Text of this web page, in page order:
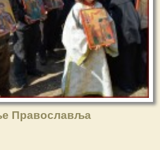
Православља